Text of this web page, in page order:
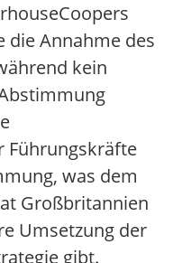
die Annahme des
kein
Führungskräfte
was dem
Großbritannien
Umsetzung der
gibt.